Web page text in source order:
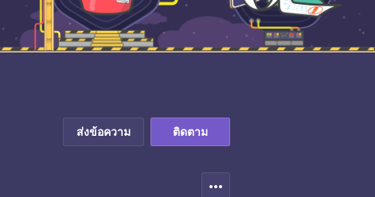
ส่งข้อความ ติดตาม
more_horiz